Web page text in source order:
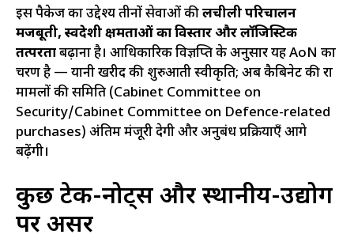
इस पैकेज का उद्देश्य तीनों सेवाओं कीलचीली परिचालन
मजबूती, स्वदेशी क्षमताओं का विस्तार और लॉजिस्टिक
तत्परताबढ़ाना है। आधिकारिक विज्ञप्ति के अनुसार यह AoN का
चरण है — यानी खरीद की शुरुआती स्वीकृति; अब कैबिनेट की रक्षा
मामलों की समिति (Cabinet Committee on
Security/Cabinet Committee on Defence-related
purchases) अंतिम मंजूरी देगी और अनुबंध प्रक्रियाएँ आगे
बढ़ेंगी।
कुछ टेक-नोट्स और स्थानीय-उद्योग
पर असर